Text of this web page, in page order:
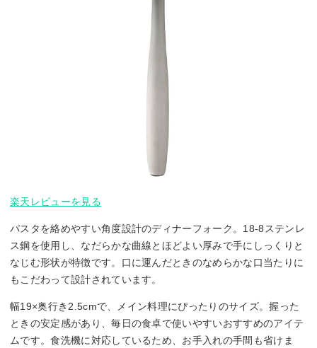
楽天レビューを見る
パスタを絡めやすい角度設計のディナーフォーク。18-8ステンレ
ス鋼を使用し、なだらかな曲線とほどよい厚みで手にしっくりと
なじむ形状が特徴です。口に運んだときのなめらかな口当たりに
もこだわって設計されています。
幅19×奥行き2.5cmで、メイン料理にぴったりのサイズ。握った
ときの安定感があり、毎日の食卓で使いやすいおすすめのアイテ
ムです。食洗機に対応しているため、お手入れの手間も省けま